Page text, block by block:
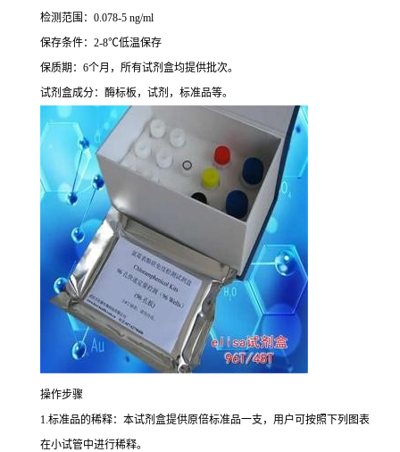
检测范围： 0.078-5 ng/ml
保存条件： 2-8℃低温保存
保质期： 6个月，所有试剂盒均提供批次。
试剂盒成分：酶标板，试剂，标准品等。
操作步骤
1.标准品的稀释：本试剂盒提供原倍标准品一支，用户可按照下列图表
在小试管中进行稀释。